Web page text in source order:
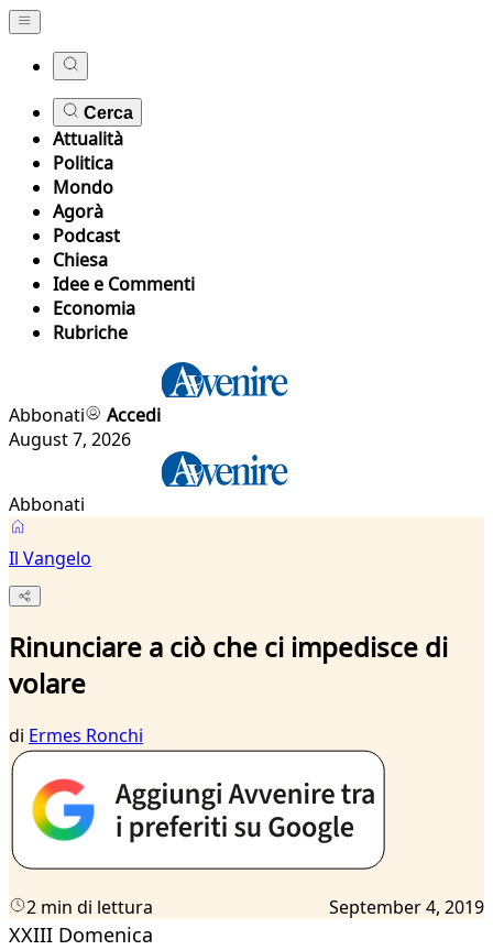
Cerca
Attualità
Politica
Mondo
Agorà
Podcast
Chiesa
Idee e Commenti
Economia
Rubriche
Abbonati
Accedi
August 7, 2026
Abbonati
Il Vangelo
Rinunciare a ciò che ci impedisce di
volare
di Ermes Ronchi
2 min di lettura September 4, 2019
XXIII Domenica